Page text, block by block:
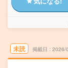
未読 掲載日 2026/